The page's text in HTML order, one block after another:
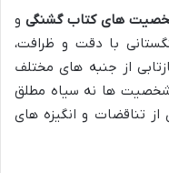
های کتاب گشنگی و
با دقت و ظرافت،
از جنبه های مختلف
شخصیت ها نه سیاه مطلق
تناقضات و انگیزه های